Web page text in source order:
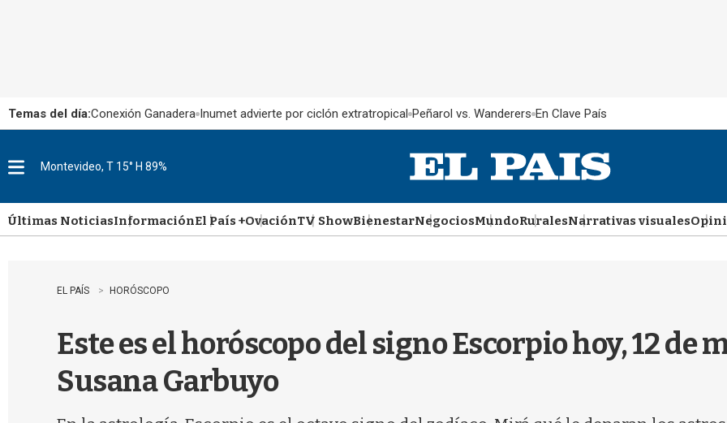
Temas del día:Conexión Ganadera Inumet advierte por ciclón extratropical Peñarol vs. Wanderers En Clave País
u
Montevideo, T 15° H 89%
Últimas NoticiasInformaciónEl País +OvaciónTV ShowBienestarNegociosMundoRuralesNarrativas visuales
EL PAÍS HORÓSCOPO
Este es el horóscopo del signo Escorpio hoy, 12 de
Susana Garbuyo